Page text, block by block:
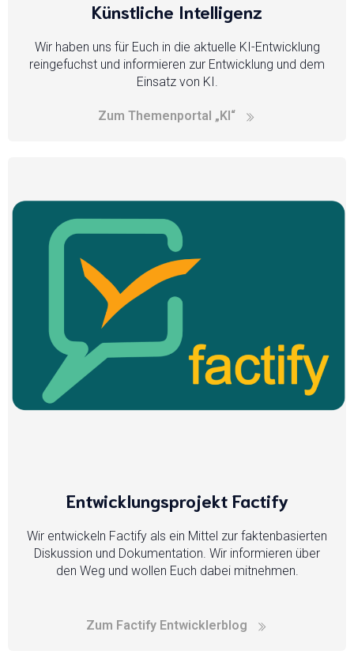
Künstliche Intelligenz
Wir haben uns für Euch in die aktuelle KI-Entwicklung
reingefuchst und informieren zur Entwicklung und dem
Einsatz von KI.
Zum Themenportal „KI“
Entwicklungsprojekt Factify
Wir entwickeln Factify als ein Mittel zur faktenbasierten
Diskussion und Dokumentation. Wir informieren über
den Weg und wollen Euch dabei mitnehmen.
Zum Factify Entwicklerblog